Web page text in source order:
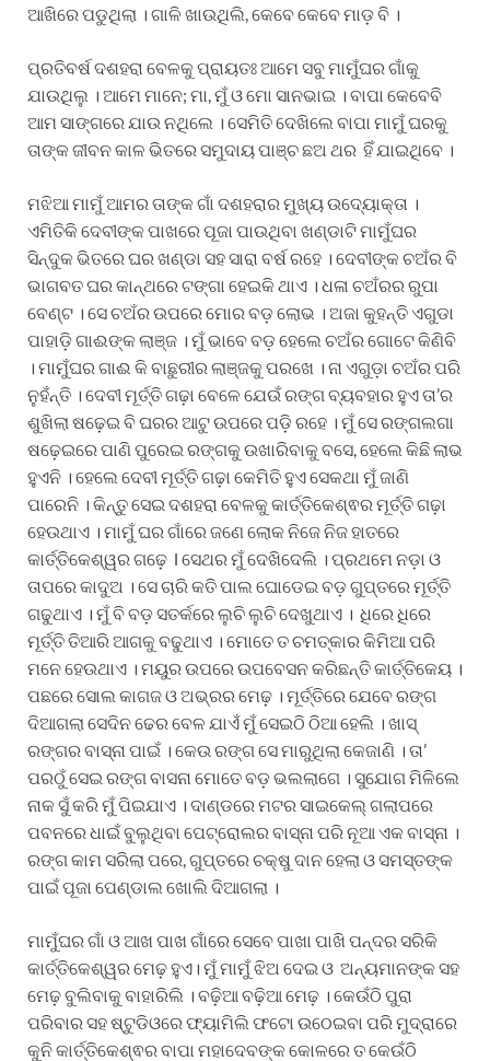
ଆଖିରେ ପଡୁଥିଲା । ଗାଳି ଖାଉଥିଲି, କେବେ କେବେ ମାଡ଼ ବି ।
ପ୍ରତିବର୍ଷ ଦଶହରା ବେଳକୁ ପ୍ରାୟତଃ ଆମେ ସବୁ ମାମୁଁଘର ଗାଁକୁ
ଯାଉଥିଲୁ । ଆମେ ମାନେ; ମା, ମୁଁ ଓ ମୋ ସାନଭାଇ । ବାପା କେବେବି
ଆମ ସାଙ୍ଗରେ ଯାଉ ନଥିଲେ । ସେମିତି ଦେଖିଲେ ବାପା ମାମୁଁ ଘରକୁ
ତାଙ୍କ ଜୀବନ କାଳ ଭିତରେ ସମୁଦାୟ ପାଞ୍ଚ ଛଅ ଥର ହିଁ ଯାଇଥିବେ ।
ମଝିଆ ମାମୁଁ ଆମର ତାଙ୍କ ଗାଁ ଦଶହରାର ମୁଖ୍ୟ ଉଦ୍ୟୋକ୍ତା ।
ଏମିତିକି ଦେବୀଙ୍କ ପାଖରେ ପୂଜା ପାଉଥିବା ଖଣ୍ଡାଟି ମାମୁଁଘର
ସିନ୍ଦୁକ ଭିତରେ ଘର ଖଣ୍ଡା ସହ ସାରା ବର୍ଷ ରହେ । ଦେବୀଙ୍କ ଚଅଁର ବି
ଭାଗବତ ଘର କାନ୍ଥରେ ଟଙ୍ଗା ହେଇକି ଥାଏ । ଧଳା ଚଅଁରର ରୁପା
ବେଣ୍ଟ । ସେ ଚଅଁର ଉପରେ ମୋର ବଡ଼ ଲୋଭ । ଅଜା କୁହନ୍ତି ଏଗୁଡା
ପାହାଡ଼ି ଗାଈଙ୍କ ଲାଞ୍ଜ । ମୁଁ ଭାବେ ବଡ଼ ହେଲେ ଚଅଁର ଗୋଟେ କିଣିବି
। ମାମୁଁଘର ଗାଈ କି ବାଛୁରୀର ଲାଞ୍ଜକୁ ପରଖେ । ନା ଏଗୁଡ଼ା ଚଅଁର ପରି
ନୁହଁନ୍ତି । ଦେବୀ ମୂର୍ତ୍ତି ଗଢ଼ା ବେଳେ ଯେଉଁ ରଙ୍ଗ ବ୍ୟବହାର ହୁଏ ତା’ର
ଶୁଖିଲା ଷଢ଼େଇ ବି ଘରର ଆଟୁ ଉପରେ ପଡ଼ି ରହେ । ମୁଁ ସେ ରଙ୍ଗଲଗା
ଷଢ଼େଇରେ ପାଣି ପୁରେଇ ରଙ୍ଗକୁ ଉଖାରିବାକୁ ବସେ, ହେଲେ କିଛି ଲାଭ
ହୁଏନି । ହେଲେ ଦେବୀ ମୂର୍ତ୍ତି ଗଢ଼ା କେମିତି ହୁଏ ସେକଥା ମୁଁ ଜାଣି
ପାରେନି । କିନ୍ତୁ ସେଇ ଦଶହରା ବେଳକୁ କାର୍ତ୍ତିକେଶ୍ଵର ମୂର୍ତ୍ତି ଗଢ଼ା
ହେଉଥାଏ । ମାମୁଁ ଘର ଗାଁରେ ଜଣେ ଲୋକ ନିଜେ ନିଜ ହାତରେ
କାର୍ତ୍ତିକେଶ୍ୱର ଗଢ଼େ l ସେଥର ମୁଁ ଦେଖିଦେଲି । ପ୍ରଥମେ ନଡ଼ା ଓ
ତାପରେ କାଦୁଅ । ସେ ଚାରି କତି ପାଲ ଘୋଡେଇ ବଡ଼ ଗୁପ୍ତରେ ମୂର୍ତ୍ତି
ଗଢୁଥାଏ । ମୁଁ ବି ବଡ଼ ସତର୍କରେ ଲୁଚି ଲୁଚି ଦେଖୁଥାଏ । ଧିରେ ଧିରେ
ମୂର୍ତ୍ତି ତିଆରି ଆଗକୁ ବଢୁଥାଏ । ମୋତେ ତ ଚମତ୍କାର କିମିଆ ପରି
ମନେ ହେଉଥାଏ । ମୟୁର ଉପରେ ଉପବେସନ କରିଛନ୍ତି କାର୍ତ୍ତିକେୟ ।
ପଛରେ ସୋଲ କାଗଜ ଓ ଅଭ୍ରର ମେଢ଼ । ମୂର୍ତ୍ତିରେ ଯେବେ ରଙ୍ଗ
ଦିଆଗଲା ସେଦିନ ଢେର ବେଳ ଯାଏଁ ମୁଁ ସେଇଠି ଠିଆ ହେଲି । ଖାସ୍
ରଙ୍ଗର ବାସ୍ନା ପାଇଁ । କେଉ ରଙ୍ଗ ସେ ମାରୁଥିଲା କେଜାଣି । ତା’
ପରଠୁଁ ସେଇ ରଙ୍ଗ ବାସନା ମୋତେ ବଡ଼ ଭଲଲାଗେ । ସୁଯୋଗ ମିଳିଲେ
ନାକ ସୁଁ କରି ମୁଁ ପିଇଯାଏ । ଦାଣ୍ଡରେ ମଟର ସାଇକେଲ୍ ଗଲାପରେ
ପବନରେ ଧାଇଁ ବୁଲୁଥିବା ପେଟ୍ରୋଲର ବାସ୍ନା ପରି ନୂଆ ଏକ ବାସ୍ନା ।
ରଙ୍ଗ କାମ ସରିଲା ପରେ, ଗୁପ୍ତରେ ଚକ୍ଷୁ ଦାନ ହେଲା ଓ ସମସ୍ତଙ୍କ
ପାଇଁ ପୂଜା ପେଣ୍ଡାଲ ଖୋଲି ଦିଆଗଲା ।
ମାମୁଁଘର ଗାଁ ଓ ଆଖ ପାଖ ଗାଁରେ ସେବେ ପାଖା ପାଖି ପନ୍ଦର ସରିକି
କାର୍ତ୍ତିକେଶ୍ୱର ମେଢ଼ ହୁଏ। ମୁଁ ମାମୁଁ ଝିଅ ଦେଇ ଓ ଅନ୍ୟମାନଙ୍କ ସହ
ମେଢ଼ ବୁଲିବାକୁ ବାହାରିଲି । ବଢ଼ିଆ ବଢ଼ିଆ ମେଢ଼ । କେଉଁଠି ପୁରା
ପରିବାର ସହ ଷ୍ଟୁଡିଓରେ ଫ୍ୟାମିଲି ଫଟୋ ଉଠେଇବା ପରି ମୁଦ୍ରାରେ
କୁନି କାର୍ତ୍ତିକେଶ୍ଵର ବାପା ମହାଦେବଙ୍କ କୋଳରେ ତ କେଉଁଠି